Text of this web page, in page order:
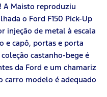
A Maisto reproduziu
o Ford F150 Pick-Up
injeção de metal à escala
e capô, portas e porta
castanho-bege é
da Ford e um chamariz
carro modelo é adequado